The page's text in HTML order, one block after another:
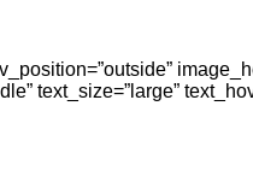
text_size=”large”